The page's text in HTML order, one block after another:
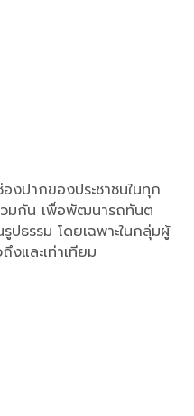
งปากของประชาชนในทุก
วมกัน เพื่อพัฒนารถทันต
ปธรรม โดยเฉพาะในกลุ่มผู้
และเท่าเทียม